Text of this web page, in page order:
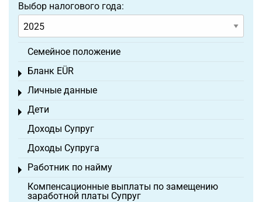
Выбор налогового года:
Семейное положение
Бланк EÜR
Toggle menu
Личные данные
Toggle menu
Дети
Toggle menu
Доходы Супруг
Доходы Супруга
Работник по найму
Toggle menu
Компенсационные выплаты по замещению
заработной платы Супруг